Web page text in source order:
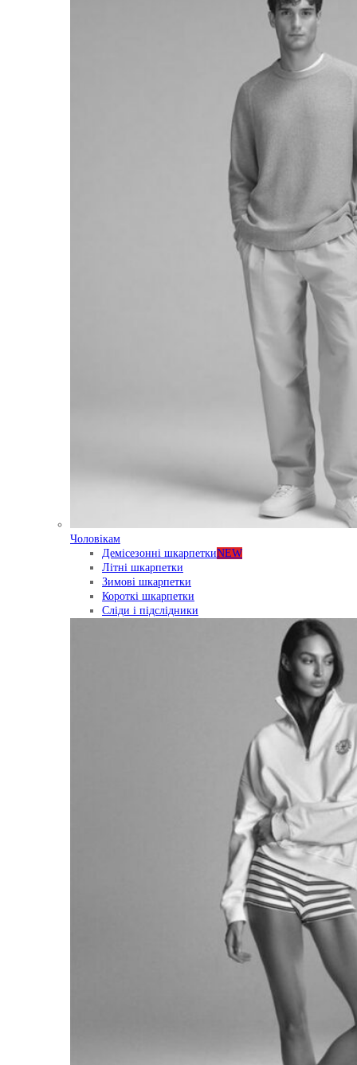
Чоловікам
Демісезонні шкарпеткиNEW
Літні шкарпетки
Зимові шкарпетки
Короткі шкарпетки
Сліди і підслідники